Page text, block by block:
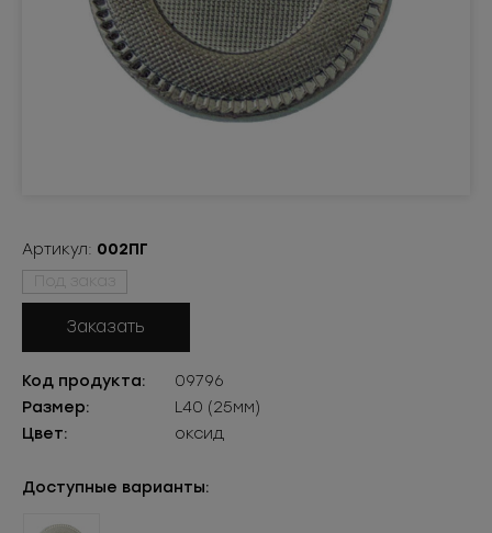
Артикул: 002ПГ
Под заказ
Заказать
Код продукта:
09796
Размер:
L40 (25мм)
Цвет:
оксид
Доступные варианты: